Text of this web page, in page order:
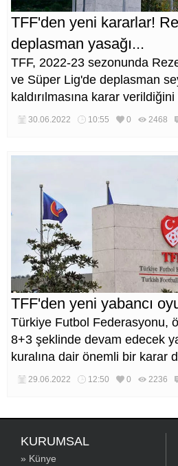
TFF'den yeni kararlar!
deplasman yasağı...
TFF, 2022-23 sezonunda
ve Süper Lig'de deplasman
kaldırılmasına karar
30.06.2022 10:55 0 2468
TFF'den yeni yabancı
Türkiye Futbol Federasyonu,
8+3 şeklinde devam edecek
kuralına dair önemli bir karar
29.06.2022 12:50 0 2236
KURUMSAL
» Künye